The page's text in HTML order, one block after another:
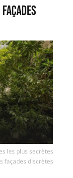
les plus secrètes
façades discrètes